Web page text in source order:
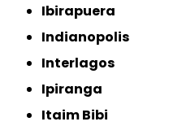
Ibirapuera
Indianopolis
Interlagos
Ipiranga
Itaim Bibi